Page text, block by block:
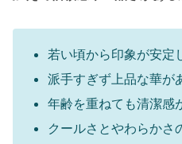
若い頃から印象が安定
派手すぎず上品な華が
年齢を重ねても清潔感
クールさとやわらかさ